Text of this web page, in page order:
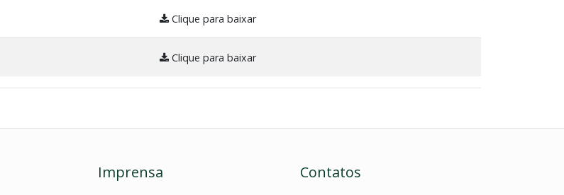
Clique para baixar
Clique para baixar
Imprensa Contatos